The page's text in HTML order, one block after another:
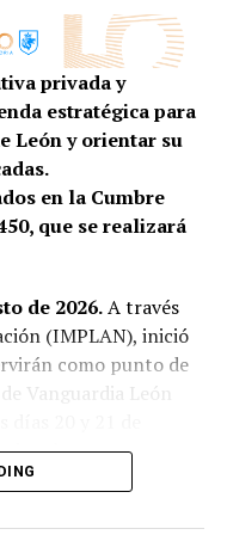
Saucillo de Ávalos,
de 2.2 millones de
ha brindado empleo
con un monto
Huizache
de Presupuesto
Aires”, cuya
de pesos.
privada y
estratégica para
León y orientar su
en la Cumbre
que se realizará
de 2026.A través
(IMPLAN), inició
como punto de
Vanguardia León
e
y